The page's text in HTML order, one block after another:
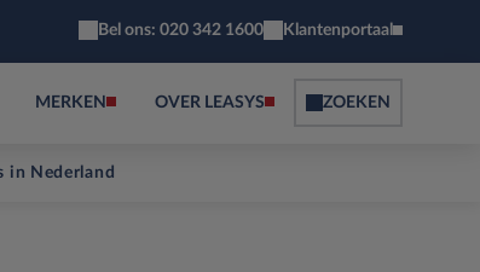
Bel ons: 020 342 1600 Klantenportaal
MERKEN OVER LEASYS ZOEKEN
in Nederland